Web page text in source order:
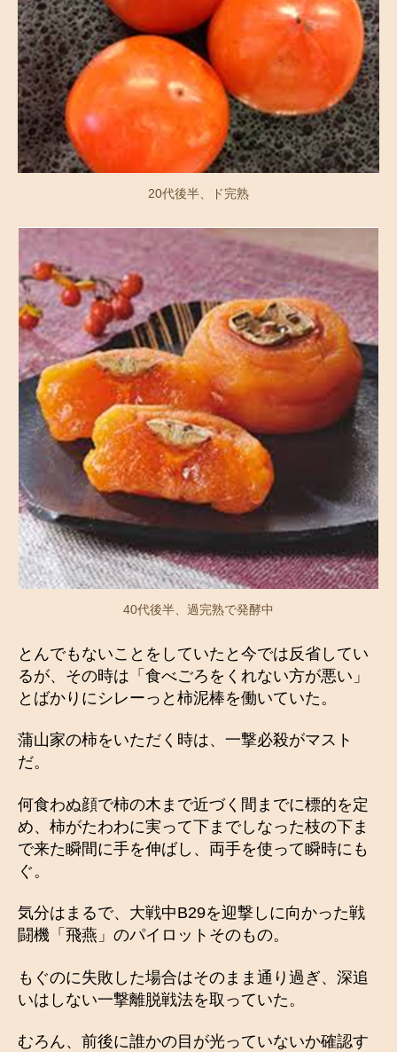
20代後半、ド完熟
40代後半、過完熟で発酵中
とんでもないことをしていたと今では反省してい
るが、その時は「食べごろをくれない方が悪い」
とばかりにシレーっと柿泥棒を働いていた。
蒲山家の柿をいただく時は、一撃必殺がマスト
だ。
何食わぬ顔で柿の木まで近づく間までに標的を定
め、柿がたわわに実って下までしなった枝の下ま
で来た瞬間に手を伸ばし、両手を使って瞬時にも
ぐ。
気分はまるで、大戦中B29を迎撃しに向かった戦
闘機「飛燕」のパイロットそのもの。
もぐのに失敗した場合はそのまま通り過ぎ、深追
いはしない一撃離脱戦法を取っていた。
むろん、前後に誰かの目が光っていないか確認す